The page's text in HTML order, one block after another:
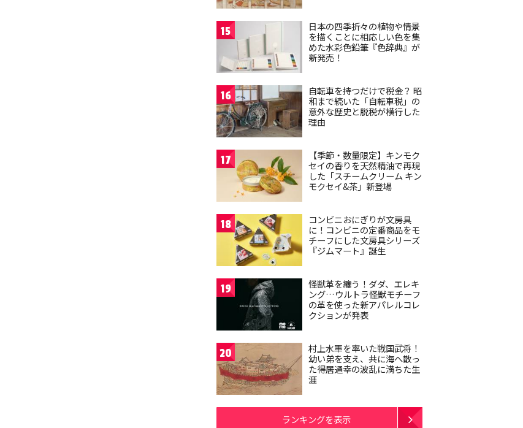
15
日本の四季折々の植物や情景
を描くことに相応しい色を集
めた水彩色鉛筆『色辞典』が
新発売！
16
自転車を持つだけで税金？ 昭
和まで続いた「自転車税」の
意外な歴史と脱税が横行した
理由
17
【季節・数量限定】キンモク
セイの香りを天然精油で再現
した「スチームクリーム キン
モクセイ&茶」新登場
18
コンビニおにぎりが文房具
に！コンビニの定番商品をモ
チーフにした文房具シリーズ
『ジムマート』誕生
19
怪獣革を纏う！ダダ、エレキ
ング…ウルトラ怪獣モチーフ
の革を使った新アパレルコレ
クションが発表
20
村上水軍を率いた戦国武将！
幼い弟を支え、共に海へ散っ
た得居通幸の波乱に満ちた生
涯
ランキングを表示